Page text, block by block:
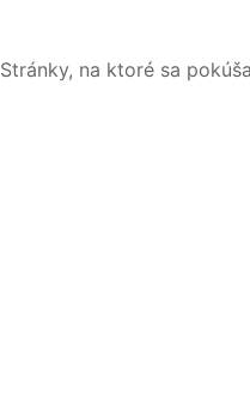
Stránky, na ktoré sa